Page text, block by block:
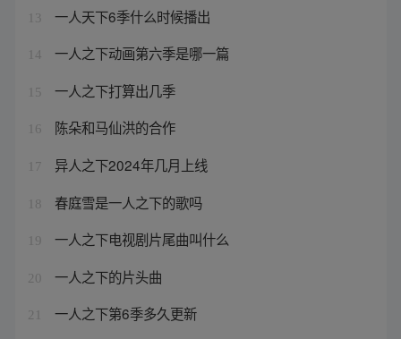
13 一人天下6季什么时候播出
14 一人之下动画第六季是哪一篇
15 一人之下打算出几季
16 陈朵和马仙洪的合作
17 异人之下2024年几月上线
18 春庭雪是一人之下的歌吗
19 一人之下电视剧片尾曲叫什么
20 一人之下的片头曲
21 一人之下第6季多久更新